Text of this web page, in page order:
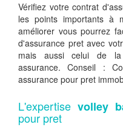
Vérifiez votre contrat
les points importants à
améliorer vous pourrez
d'assurance pret avec
mais aussi celui de la
assurance. Conseil :
assurance pour pret
L'expertise volley
pour pret